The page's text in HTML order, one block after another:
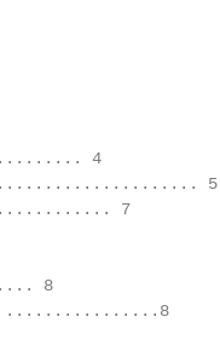
!........... 4
5
7
8